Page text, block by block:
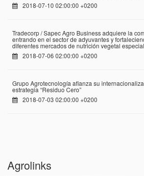
2018-07-10 02:00:00 +0200
Tradecorp / Sapec Agro Business adquiere la
entrando en el sector de adyuvantes y
diferentes mercados de nutrición vegetal
2018-07-06 02:00:00 +0200
Grupo Agrotecnología afianza su
estrategia “Residuo Cero”
2018-07-03 02:00:00 +0200
Agrolinks